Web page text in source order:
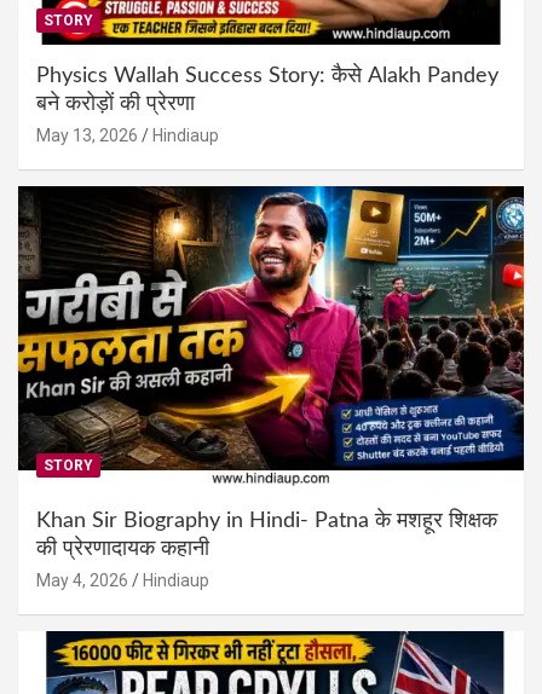
STORY
Physics Wallah Success Story: कैसे Alakh Pandey
बने करोड़ों की प्रेरणा
May 13, 2026 Hindiaup
STORY
Khan Sir Biography in Hindi- Patna के मशहूर शिक्षक
की प्रेरणादायक कहानी
May 4, 2026 Hindiaup